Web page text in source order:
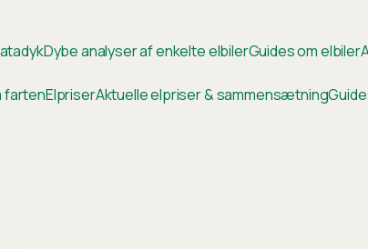
Dybe analyser af enkelte elbilerGuides om elbiler
fartenElpriserAktuelle elpriser & sammensætning